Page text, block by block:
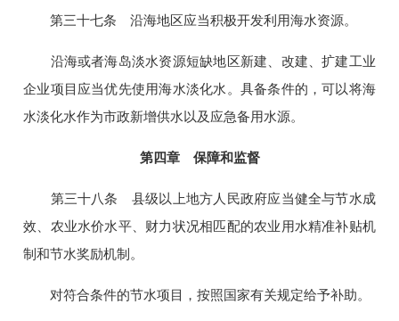
第三十七条 沿海地区应当积极开发利用海水资源。
沿海或者海岛淡水资源短缺地区新建、改建、扩建工业
企业项目应当优先使用海水淡化水。具备条件的，可以将海
水淡化水作为市政新增供水以及应急备用水源。
第四章 保障和监督
第三十八条 县级以上地方人民政府应当健全与节水成
效、农业水价水平、财力状况相匹配的农业用水精准补贴机
制和节水奖励机制。
对符合条件的节水项目，按照国家有关规定给予补助。